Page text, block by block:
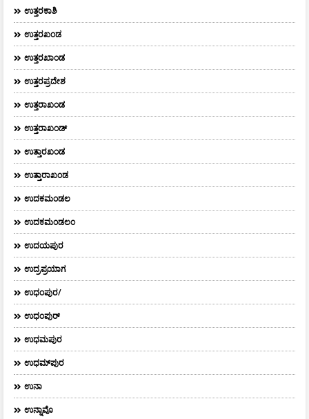
ಉತ್ತರಕಾಶಿ
ಉತ್ತರಖಂಡ
ಉತ್ತರಖಾಂಡ
ಉತ್ತರಪ್ರದೇಶ
ಉತ್ತರಾಖಂಡ
ಉತ್ತರಾಖಂಡ್
ಉತ್ತಾರಖಂಡ
ಉತ್ತಾರಾಖಂಡ
ಉದಕಮಂಡಲ
ಉದಕಮಂಡಲಂ
ಉದಯಪುರ
ಉದ್ರಪ್ರಯಾಗ
ಉಧಂಪುರ/
ಉಧಂಪುರ್
ಉಧಮಪುರ
ಉಧಮ್‌ಪುರ
ಉನಾ
ಉನ್ನಾವೊ